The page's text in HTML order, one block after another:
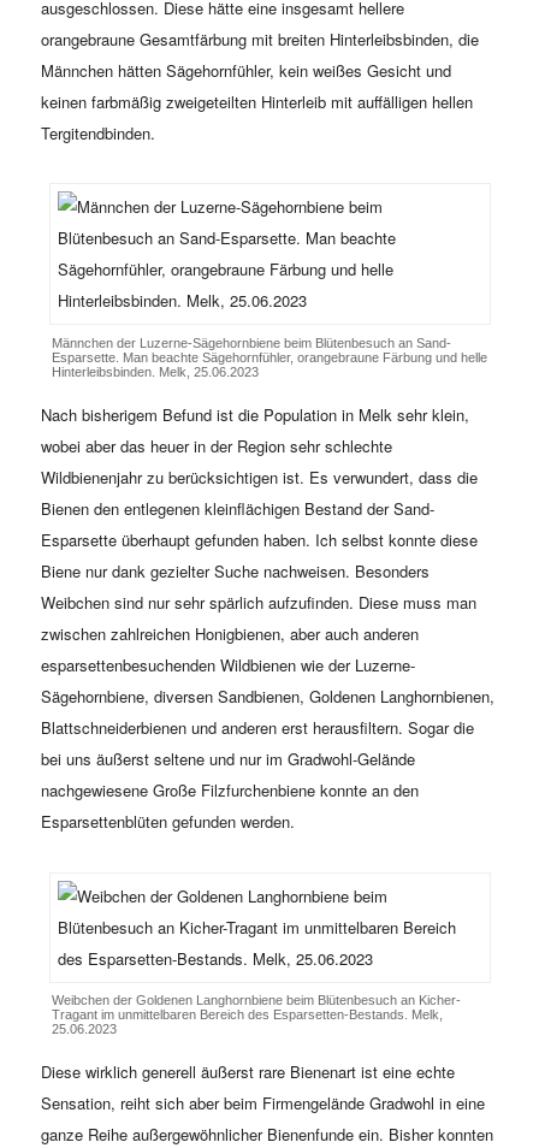
ausgeschlossen. Diese hätte eine insgesamt hellere
orangebraune Gesamtfärbung mit breiten Hinterleibsbinden, die
Männchen hätten Sägehornfühler, kein weißes Gesicht und
keinen farbmäßig zweigeteilten Hinterleib mit auffälligen hellen
Tergitendbinden.
Männchen der Luzerne-Sägehornbiene beim Blütenbesuch an Sand-
Esparsette. Man beachte Sägehornfühler, orangebraune Färbung und helle
Hinterleibsbinden. Melk, 25.06.2023
Nach bisherigem Befund ist die Population in Melk sehr klein,
wobei aber das heuer in der Region sehr schlechte
Wildbienenjahr zu berücksichtigen ist. Es verwundert, dass die
Bienen den entlegenen kleinflächigen Bestand der Sand-
Esparsette überhaupt gefunden haben. Ich selbst konnte diese
Biene nur dank gezielter Suche nachweisen. Besonders
Weibchen sind nur sehr spärlich aufzufinden. Diese muss man
zwischen zahlreichen Honigbienen, aber auch anderen
esparsettenbesuchenden Wildbienen wie der Luzerne-
Sägehornbiene, diversen Sandbienen, Goldenen Langhornbienen,
Blattschneiderbienen und anderen erst herausfiltern. Sogar die
bei uns äußerst seltene und nur im Gradwohl-Gelände
nachgewiesene Große Filzfurchenbiene konnte an den
Esparsettenblüten gefunden werden.
Weibchen der Goldenen Langhornbiene beim Blütenbesuch an Kicher-
Tragant im unmittelbaren Bereich des Esparsetten-Bestands. Melk,
25.06.2023
Diese wirklich generell äußerst rare Bienenart ist eine echte
Sensation, reiht sich aber beim Firmengelände Gradwohl in eine
ganze Reihe außergewöhnlicher Bienenfunde ein. Bisher konnten